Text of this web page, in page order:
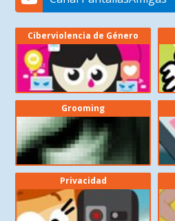
Ciberviolencia de Género
Grooming
Privacidad